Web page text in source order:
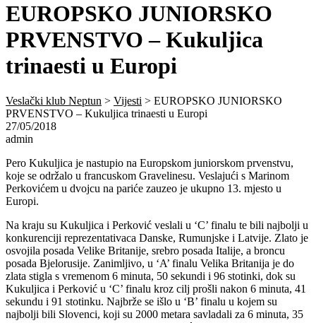
EUROPSKO JUNIORSKO
PRVENSTVO – Kukuljica
trinaesti u Europi
Veslački klub Neptun > Vijesti > EUROPSKO JUNIORSKO
PRVENSTVO – Kukuljica trinaesti u Europi
27/05/2018
admin
Pero Kukuljica je nastupio na Europskom juniorskom prvenstvu,
koje se održalo u francuskom Gravelinesu. Veslajući s Marinom
Perkovićem u dvojcu na pariće zauzeo je ukupno 13. mjesto u
Europi.
Na kraju su Kukuljica i Perković veslali u ‘C’ finalu te bili najbolji u
konkurenciji reprezentativaca Danske, Rumunjske i Latvije. Zlato je
osvojila posada Velike Britanije, srebro posada Italije, a broncu
posada Bjelorusije. Zanimljivo, u ‘A’ finalu Velika Britanija je do
zlata stigla s vremenom 6 minuta, 50 sekundi i 96 stotinki, dok su
Kukuljica i Perković u ‘C’ finalu kroz cilj prošli nakon 6 minuta, 41
sekundu i 91 stotinku. Najbrže se išlo u ‘B’ finalu u kojem su
najbolji bili Slovenci, koji su 2000 metara savladali za 6 minuta, 35